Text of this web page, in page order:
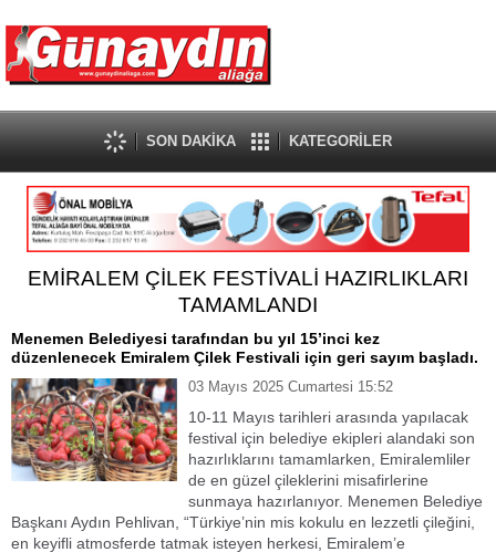
SON DAKİKA KATEGORİLER
EMİRALEM ÇİLEK FESTİVALİ HAZIRLIKLARI
TAMAMLANDI
Menemen Belediyesi tarafından bu yıl 15’inci kez
düzenlenecek Emiralem Çilek Festivali için geri sayım başladı.
03 Mayıs 2025 Cumartesi 15:52
10-11 Mayıs tarihleri arasında yapılacak
festival için belediye ekipleri alandaki son
hazırlıklarını tamamlarken, Emiralemliler
de en güzel çileklerini misafirlerine
sunmaya hazırlanıyor. Menemen Belediye
Başkanı Aydın Pehlivan, “Türkiye’nin mis kokulu en lezzetli çileğini,
en keyifli atmosferde tatmak isteyen herkesi, Emiralem’e